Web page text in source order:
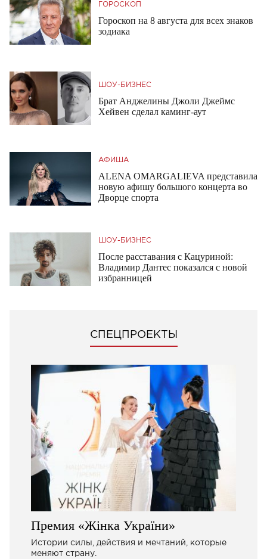
ГОРОСКОП
Гороскоп на 8 августа для всех знаков
зодиака
ШОУ-БИЗНЕС
Брат Анджелины Джоли Джеймс
Хейвен сделал каминг-аут
АФИША
ALENA OMARGALIEVA представила
новую афишу большого концерта во
Дворце спорта
ШОУ-БИЗНЕС
После расставания с Кацуриной:
Владимир Дантес показался с новой
избранницей
СПЕЦПРОЕКТЫ
Премия «Жінка України»
Истории силы, действия и мечтаний, которые
меняют страну.